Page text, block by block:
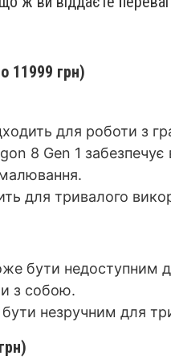
11999 грн)
для роботи з
8 Gen 1 забезпечує
для тривалого
бути недоступним
з собою.
незручним для